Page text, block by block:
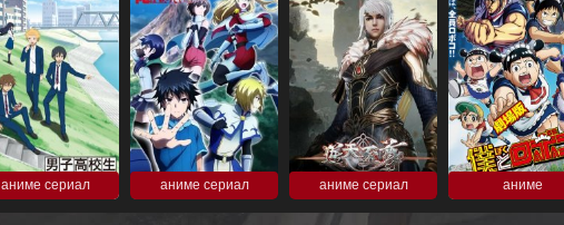
аниме сериал аниме сериал аниме сериал аниме